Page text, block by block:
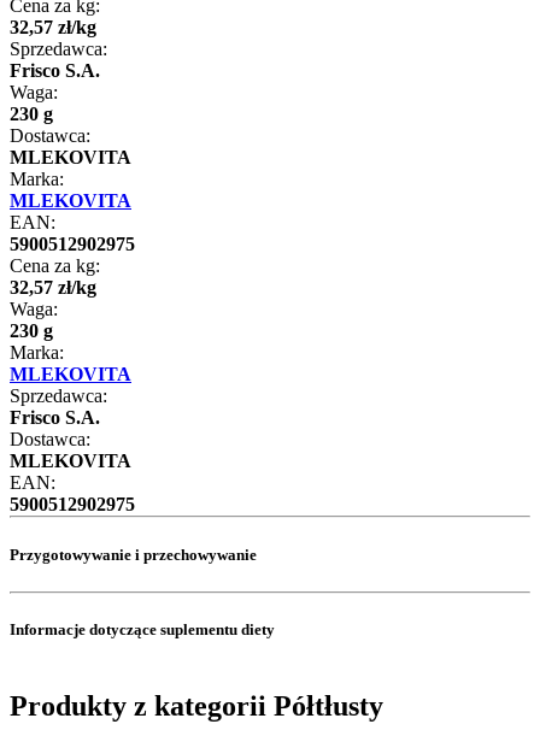
Cena za kg:
32,57 zł/kg
Sprzedawca:
Frisco S.A.
Waga:
230 g
Dostawca:
MLEKOVITA
Marka:
MLEKOVITA
EAN:
5900512902975
Cena za kg:
32,57 zł/kg
Waga:
230 g
Marka:
MLEKOVITA
Sprzedawca:
Frisco S.A.
Dostawca:
MLEKOVITA
EAN:
5900512902975
Przygotowywanie i przechowywanie
Informacje dotyczące suplementu diety
Produkty z kategorii Półtłusty